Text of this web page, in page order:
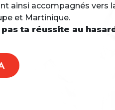
ainsi accompagnés vers
et Martinique.
ta réussite au